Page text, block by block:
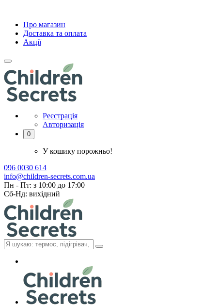
Про магазин
Доставка та оплата
Акції
Реєстрація
Авторизація
0
У кошику порожньо!
096 0030 614
info@children-secrets.com.ua
Пн - Пт: з 10:00 до 17:00
Сб-Нд: вихідний